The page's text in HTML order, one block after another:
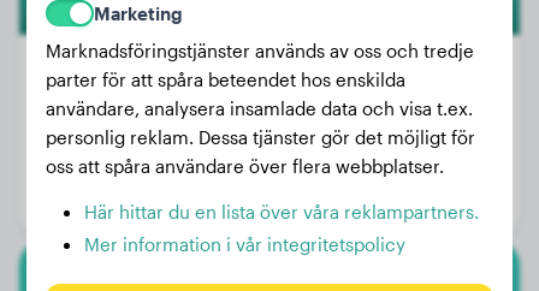
Vikt:
9 kg
Ålder:
3 år, 8 månader
Hanhund
Marketing
Marknadsföringstjänster används av oss och tredje
parter för att spåra beteendet hos enskilda
användare, analysera insamlade data och visa t.ex.
personlig reklam. Dessa tjänster gör det möjligt för
oss att spåra användare över flera webbplatser.
Här hittar du en lista över våra reklampartners.
Mer information i vår integritetspolicy